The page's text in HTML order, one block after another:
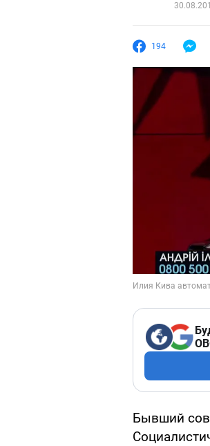
194
Бывший